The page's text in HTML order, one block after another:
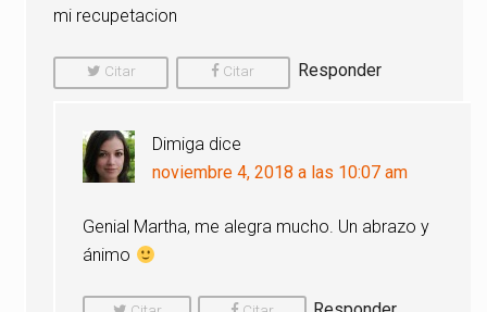
mi recupetacion
Citar
Comentario
Citar
Comentario
Responder
Dimiga dice
noviembre 4, 2018 a las 10:07 am
Genial Martha, me alegra mucho. Un abrazo y
ánimo